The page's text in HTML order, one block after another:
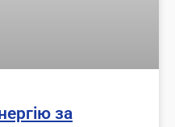
за